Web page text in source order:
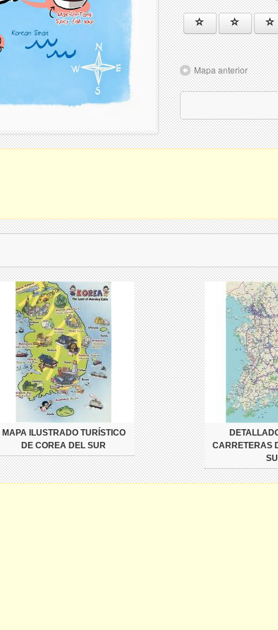
Mapa anterior
MAPA ILUSTRADO TURÍSTICO
DE COREA DEL SUR
CARRETERAS